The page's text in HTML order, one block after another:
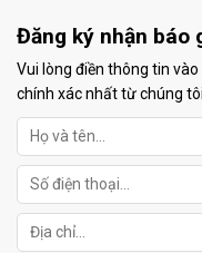
Đăng ký nhận báo
Vui lòng điền thông tin
chính xác nhất từ chúng tôi.